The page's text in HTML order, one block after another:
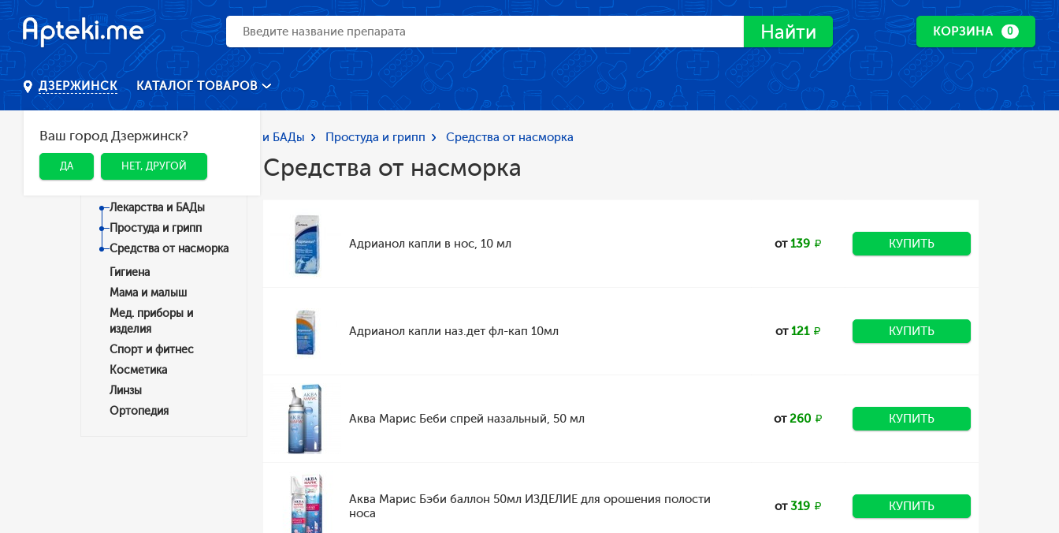
Найти КОРЗИНА 0
ДЗЕРЖИНСК
Ваш город Дзержинск?
ДА НЕТ, ДРУГОЙ
КАТАЛОГ ТОВАРОВ
Главная Каталог Лекарства и БАДы Простуда и грипп Средства от насморка
Категории
Лекарства и БАДы
Простуда и грипп
Средства от насморка
Гигиена
Мама и малыш
Мед. приборы и
изделия
Спорт и фитнес
Косметика
Линзы
Ортопедия
Средства от насморка
Адрианол капли в нос, 10 мл от139 КУПИТЬ
Адрианол капли наз.дет фл-кап 10мл от121 КУПИТЬ
Аква Марис Беби спрей назальный, 50 мл от260 КУПИТЬ
Аква Марис Бэби баллон 50мл ИЗДЕЛИЕ для орошения полости
носа
от319 КУПИТЬ